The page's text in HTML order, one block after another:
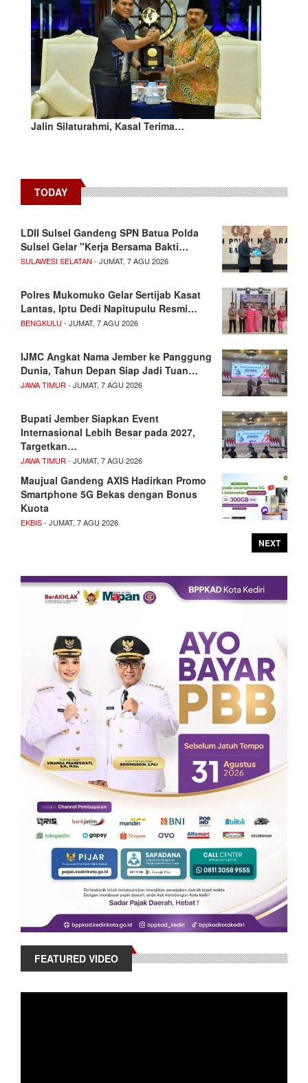
Jalin Silaturahmi, Kasal Terima…
TODAY
LDII Sulsel Gandeng SPN Batua Polda
Sulsel Gelar "Kerja Bersama Bakti…
SULAWESI SELATAN - JUMAT, 7 AGU 2026
Polres Mukomuko Gelar Sertijab Kasat
Lantas, Iptu Dedi Napitupulu Resmi…
BENGKULU - JUMAT, 7 AGU 2026
IJMC Angkat Nama Jember ke Panggung
Dunia, Tahun Depan Siap Jadi Tuan…
JAWA TIMUR- JUMAT, 7 AGU 2026
Bupati Jember Siapkan Event
Internasional Lebih Besar pada 2027,
Targetkan…
JAWA TIMUR- JUMAT, 7 AGU 2026
Maujual Gandeng AXIS Hadirkan Promo
Smartphone 5G Bekas dengan Bonus
Kuota
EKBIS- JUMAT, 7 AGU 2026
NEXT
FEATURED VIDEO